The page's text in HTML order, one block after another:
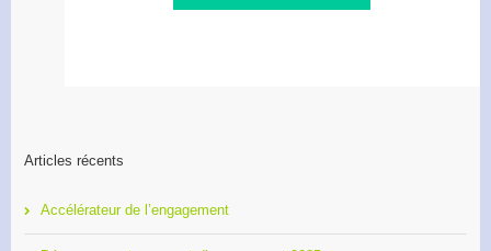
Articles récents
Accélérateur de l’engagement